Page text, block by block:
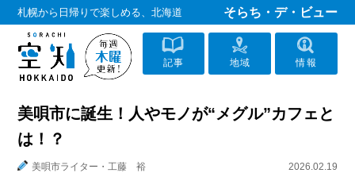
札幌から日帰りで楽しめる、北海道 そらち・デ・ビュー
記事 地域 情報
美唄市に誕生！人やモノが“メグル”カフェと
は！？
美唄市ライター・工藤 裕 2026.02.19